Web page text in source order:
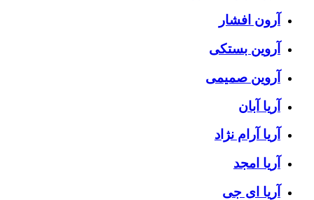
آرون افشار
آروین بستکی
آروین صمیمی
آریا آبان
آریا آرام نژاد
آریا امجد
آریا ای جی